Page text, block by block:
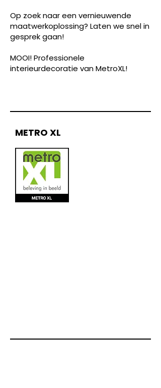
Op zoek naar een vernieuwende
maatwerkoplossing? Laten we snel in
gesprek gaan!
MOOI! Professionele
interieurdecoratie van MetroXL!
METRO XL